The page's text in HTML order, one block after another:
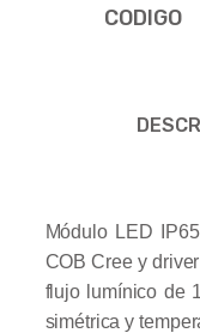
CODIGO
Módulo LED
COB Cree y
flujo lumínico de
simétrica y